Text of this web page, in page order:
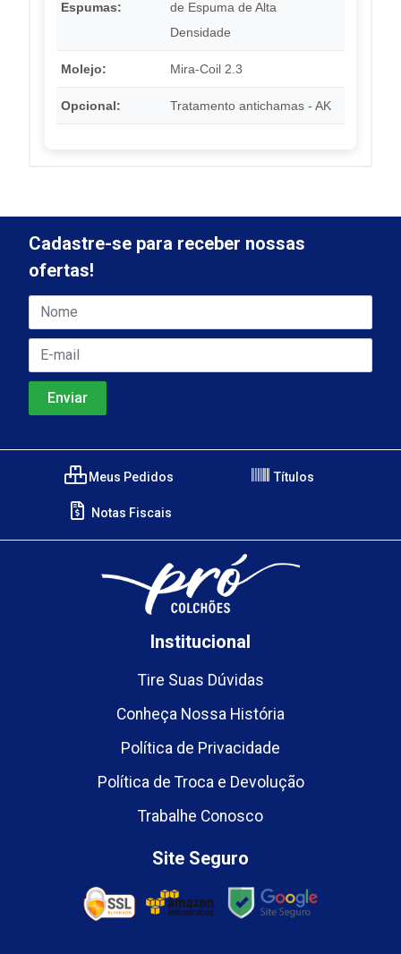
Espumas:
de Espuma de Alta
Densidade
Molejo: Mira-Coil 2.3
Opcional: Tratamento antichamas - AK
Cadastre-se para receber nossas
ofertas!
Meus Pedidos Títulos
Notas Fiscais
Institucional
Tire Suas Dúvidas
Conheça Nossa História
Política de Privacidade
Política de Troca e Devolução
Trabalhe Conosco
Site Seguro